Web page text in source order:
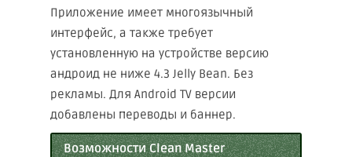
Приложение имеет многоязычный
интерфейс, а также требует
установленную на устройстве версию
андроид не ниже 4.3 Jelly Bean. Без
рекламы. Для Android TV версии
добавлены переводы и баннер.
Возможности Clean Master